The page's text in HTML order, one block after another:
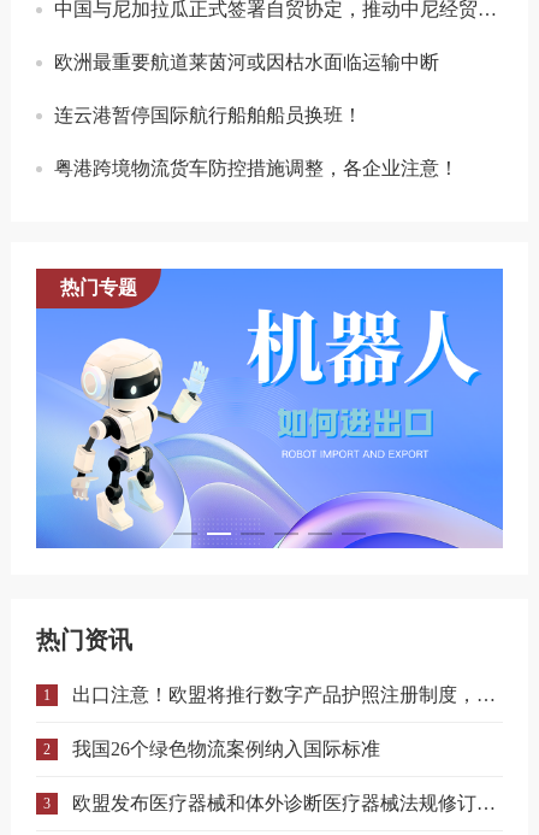
中国与尼加拉瓜正式签署自贸协定，推动中尼经贸合作进一步提质升级！
欧洲最重要航道莱茵河或因枯水面临运输中断
连云港暂停国际航行船舶船员换班！
粤港跨境物流货车防控措施调整，各企业注意！
热门专题
热门资讯
1 出口注意！欧盟将推行数字产品护照注册制度，合规门槛进一步提升！
2 我国26个绿色物流案例纳入国际标准
3 欧盟发布医疗器械和体外诊断医疗器械法规修订提案